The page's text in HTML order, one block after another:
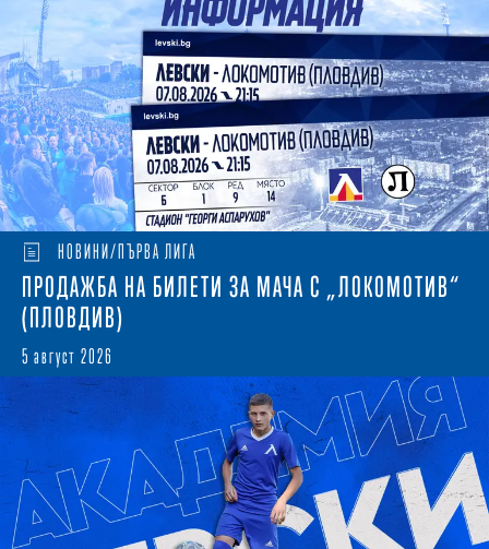
НОВИНИ/ПЪРВА ЛИГА
ПРОДАЖБА НА БИЛЕТИ ЗА МАЧА С „ЛОКОМОТИВ“
(ПЛОВДИВ)
5 август 2026